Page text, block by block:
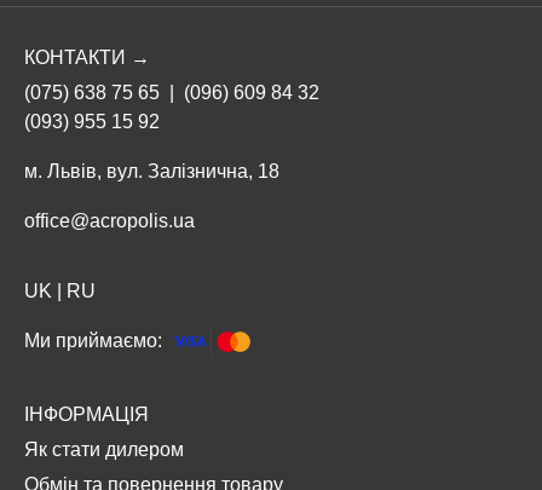
КОНТАКТИ →
(075) 638 75 65
(096) 609 84 32
(093) 955 15 92
м. Львів, вул. Залізнична, 18
office@acropolis.ua
UK RU
Ми приймаємо:
ІНФОРМАЦІЯ
Як стати дилером
Обмін та повернення товару